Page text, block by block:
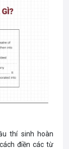
thí sinh hoàn
điền các từ